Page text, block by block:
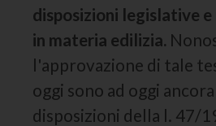
disposizioni legislative
in materia edilizia.
l'approvazione di tale
oggi sono ad oggi
disposizioni della l. 47/